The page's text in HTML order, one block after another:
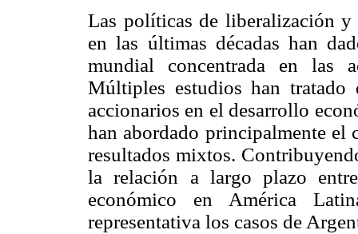
Las políticas de liberalización y
en las últimas décadas han
mundial concentrada en las
Múltiples estudios han tratado
accionarios en el desarrollo
han abordado principalmente el
resultados mixtos.
la relación a largo plazo
económico en América
representativa los casos de